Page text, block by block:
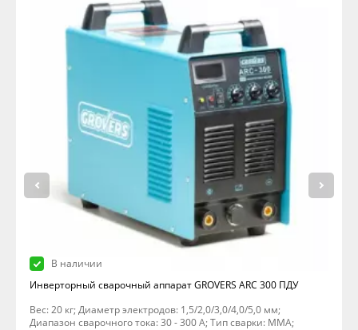
В наличии
Инверторный сварочный аппарат GROVERS ARC 300 ПДУ
Вес: 20 кг; Диаметр электродов: 1,5/2,0/3,0/4,0/5,0 мм;
Диапазон сварочного тока: 30 - 300 А; Тип сварки: MMA;